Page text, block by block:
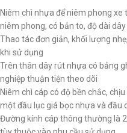
Niêm chì nhựa để niêm phong
niêm phong, có bản to, độ dài
Thao tác đơn giản, khối lượng
khi sử dụng
Trên thân dây rút nhựa có bảng
nghiệp thuận tiện theo dõi
Niêm chì cáp có độ bền chắc,
một đầu lục giá bọc nhựa và đầu
Đường kính cáp thông thường là